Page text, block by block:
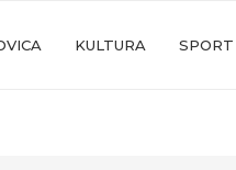
KULTURA SPORT